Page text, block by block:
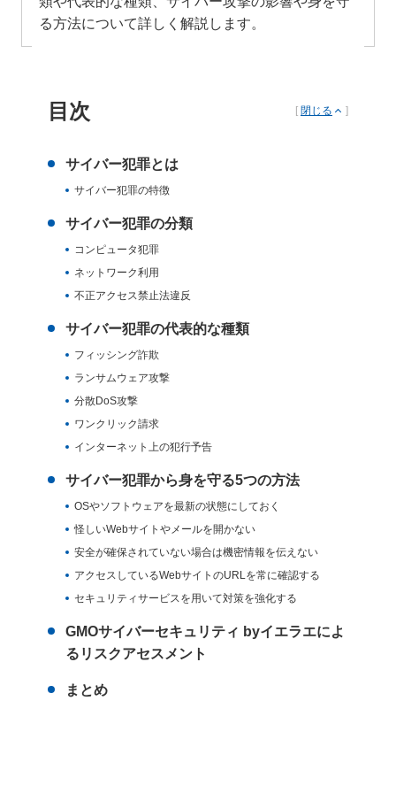
る方法について詳しく解説します。
目次 [ 閉じる ]
サイバー犯罪とは
サイバー犯罪の特徴
サイバー犯罪の分類
コンピュータ犯罪
ネットワーク利用
不正アクセス禁止法違反
サイバー犯罪の代表的な種類
フィッシング詐欺
ランサムウェア攻撃
分散DoS攻撃
ワンクリック請求
インターネット上の犯行予告
サイバー犯罪から身を守る5つの方法
OSやソフトウェアを最新の状態にしておく
怪しいWebサイトやメールを開かない
安全が確保されていない場合は機密情報を伝えない
アクセスしているWebサイトのURLを常に確認する
セキュリティサービスを用いて対策を強化する
GMOサイバーセキュリティ byイエラエによ
るリスクアセスメント
まとめ